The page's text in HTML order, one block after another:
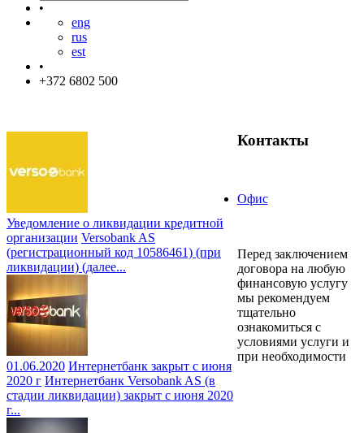
•
eng
rus
est
•
+372 6802 500
Уведомление о ликвидации кредитной
организации Versobank AS
(регистрационный код 10586461) (при
ликвидации) (далее...
01.06.2020 Интернетбанк закрыт с июня
2020 г Интернетбанк Versobank AS (в
стадии ликвидации) закрыт с июня 2020
г...
Контакты
Офис
Перед заключением
договора на любую
финансовую услугу
мы рекомендуем
тщательно
ознакомиться с
условиями услуги и
при необходимости